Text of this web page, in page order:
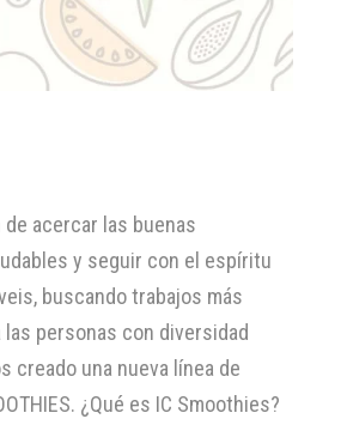
acercar las buenas
y seguir con el espíritu
buscando trabajos más
las personas con diversidad
creado una nueva línea de
¿Qué es IC Smoothies?